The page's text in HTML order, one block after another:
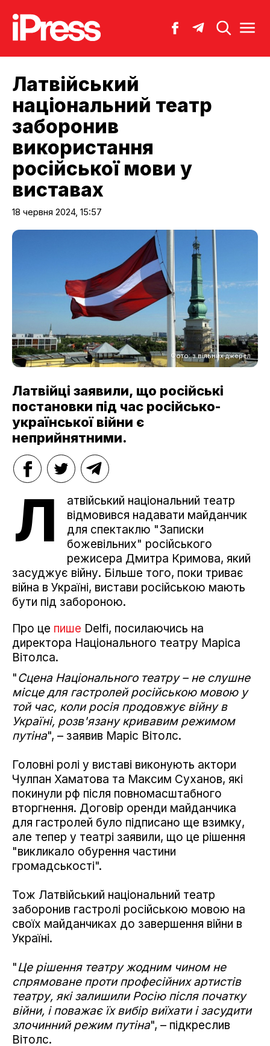
Латвійський
національний театр
заборонив
використання
російської мови у
виставах
18 червня 2024, 15:57
Фото: з вільних джерел
Латвійці заявили, що російські
постановки під час російсько-
української війни є
неприйнятними.
Л
атвійський національний театр
відмовився надавати майданчик
для спектаклю "Записки
божевільних" російського
режисера Дмитра Кримова, який
засуджує війну. Більше того, поки триває
війна в Україні, вистави російською мають
бути під забороною.
Про це пише Delfi, посилаючись на
директора Національного театру Маріса
Вітолса.
"Сцена Національного театру – не слушне
місце для гастролей російською мовою у
той час, коли росія продовжує війну в
Україні, розв'язану кривавим режимом
путіна", – заявив Маріс Вітолс.
Головні ролі у виставі виконують актори
Чулпан Хаматова та Максим Суханов, які
покинули рф після повномасштабного
вторгнення. Договір оренди майданчика
для гастролей було підписано ще взимку,
але тепер у театрі заявили, що це рішення
"викликало обурення частини
громадськості".
Тож Латвійський національний театр
заборонив гастролі російською мовою на
своїх майданчиках до завершення війни в
Україні.
"Це рішення театру жодним чином не
спрямоване проти професійних артистів
театру, які залишили Росію після початку
війни, і поважає їх вибір виїхати і засудити
злочинний режим путіна", – підкреслив
Вітолс.